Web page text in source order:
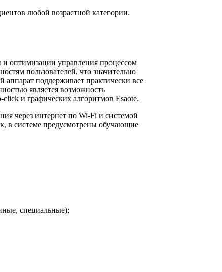
любой возрастной категории.
и оптимизации управления процессом
пользователей, что значительно
аппарат поддерживает практически все
является возможность
и графических алгоритмов Esaote.
через интернет по Wi-Fi и системой
в системе предусмотрены обучающие
специальные);